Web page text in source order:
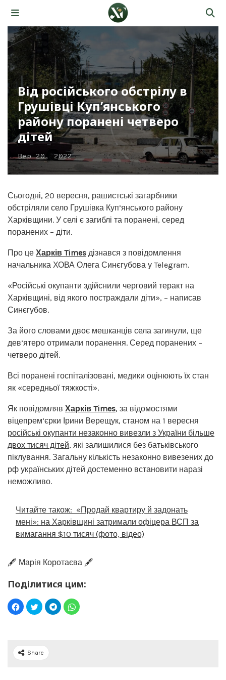
Від російського обстрілу в
Грушівці Куп’янського
району поранені четверо
дітей
Вер 20, 2022
Сьогодні, 20 вересня, рашистські загарбники
обстріляли село Грушівка Куп’янського району
Харківщини. У селі є загиблі та поранені, серед
поранених – діти.
Про це Харків Times дізнався з повідомлення
начальника ХОВА Олега Синєгубова у Telegram.
«Російські окупанти здійснили черговий теракт на
Харківщині, від якого постраждали діти», – написав
Синєгубов.
За його словами двоє мешканців села загинули, ще
дев’ятеро отримали поранення. Серед поранених –
четверо дітей.
Всі поранені госпіталізовані, медики оцінюють їх стан
як «середньої тяжкості».
Як повідомляв Харків Times, за відомостями
віцепрем’єрки Ірини Верещук, станом на 1 вересня
російські окупанти незаконно вивезли з України більше
двох тисяч дітей, які залишилися без батьківського
піклування. Загальну кількість незаконно вивезених до
рф українських дітей достеменно встановити наразі
неможливо.
Читайте також: «Продай квартиру й задонать
мені»: на Харківщині затримали офіцера ВСП за
вимагання $10 тисяч (фото, відео)
🖋️ Марія Коротаєва 🖋️
Поділитися цим:
Share